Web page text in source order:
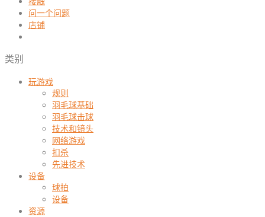
问一个问题
店铺
类别
玩游戏
规则
羽毛球基础
羽毛球击球
技术和镜头
网络游戏
扣杀
先进技术
设备
球拍
设备
资源